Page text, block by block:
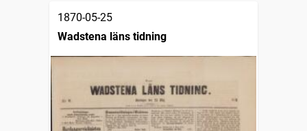
1870-05-25
Wadstena läns tidning